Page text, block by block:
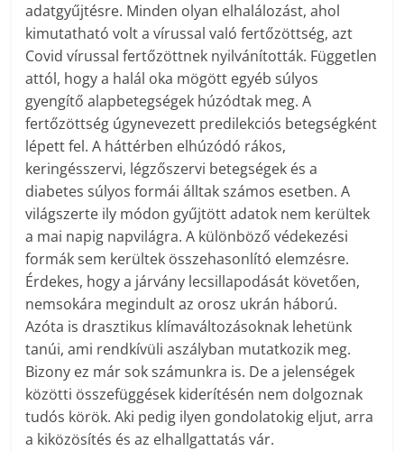
adatgyűjtésre. Minden olyan elhalálozást, ahol
kimutatható volt a vírussal való fertőzöttség, azt
Covid vírussal fertőzöttnek nyilvánították. Független
attól, hogy a halál oka mögött egyéb súlyos
gyengítő alapbetegségek húzódtak meg. A
fertőzöttség úgynevezett predilekciós betegségként
lépett fel. A háttérben elhúzódó rákos,
keringésszervi, légzőszervi betegségek és a
diabetes súlyos formái álltak számos esetben. A
világszerte ily módon gyűjtött adatok nem kerültek
a mai napig napvilágra. A különböző védekezési
formák sem kerültek összehasonlító elemzésre.
Érdekes, hogy a járvány lecsillapodását követően,
nemsokára megindult az orosz ukrán háború.
Azóta is drasztikus klímaváltozásoknak lehetünk
tanúi, ami rendkívüli aszályban mutatkozik meg.
Bizony ez már sok számunkra is. De a jelenségek
közötti összefüggések kiderítésén nem dolgoznak
tudós körök. Aki pedig ilyen gondolatokig eljut, arra
a kiközösítés és az elhallgattatás vár.